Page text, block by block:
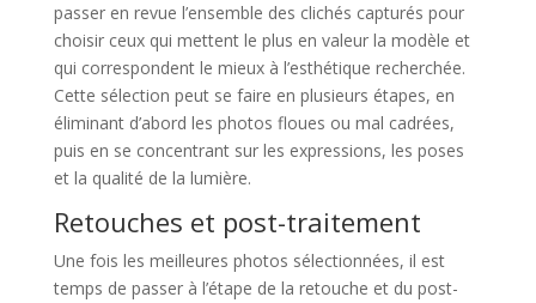
passer en revue l’ensemble des clichés capturés pour
choisir ceux qui mettent le plus en valeur la modèle et
qui correspondent le mieux à l’esthétique recherchée.
Cette sélection peut se faire en plusieurs étapes, en
éliminant d’abord les photos floues ou mal cadrées,
puis en se concentrant sur les expressions, les poses
et la qualité de la lumière.
Retouches et post-traitement
Une fois les meilleures photos sélectionnées, il est
temps de passer à l’étape de la retouche et du post-